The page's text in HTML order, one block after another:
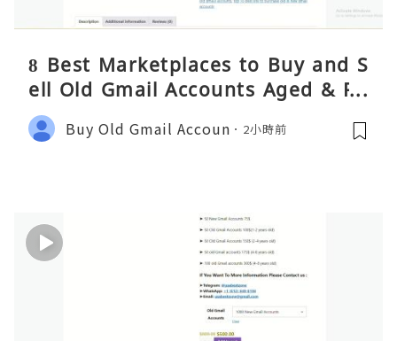
8 Best Marketplaces to Buy and S
ell Old Gmail Accounts Aged & PV
A Safely (Any Country) – 2026 Gui
de
Buy Old Gmail Accoun 2小時前